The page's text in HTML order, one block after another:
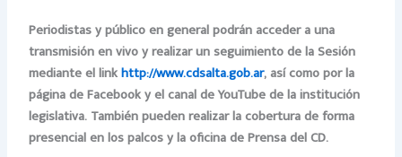
Periodistas y público en general podrán acceder a una
transmisión en vivo y realizar un seguimiento de la Sesión
mediante el linkhttp://www.cdsalta.gob.ar, así como por la
página de Facebook y el canal de YouTube de la institución
legislativa. También pueden realizar la cobertura de forma
presencial en los palcos y la oficina de Prensa del CD.